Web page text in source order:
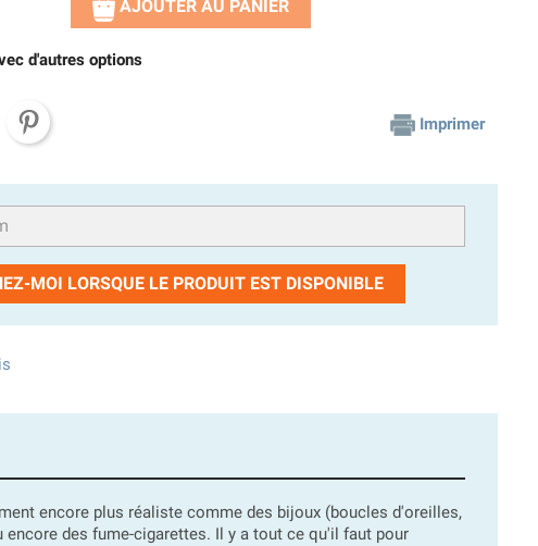
AJOUTER AU PANIER
d'autres options
Imprimer
MOI LORSQUE LE PRODUIT EST DISPONIBLE
encore plus réaliste comme des bijoux (boucles d'oreilles,
des fume-cigarettes. Il y a tout ce qu'il faut pour